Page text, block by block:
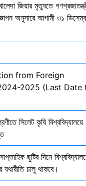
জিয়ার মৃত্যুতে
অনুসারে আগামী ৩১
from Foreign
2025 (Last Date
সিলেট কৃষি বিশ্ববিদ্যালয়ে
ছুটির দিনে
চালু থাকবে।